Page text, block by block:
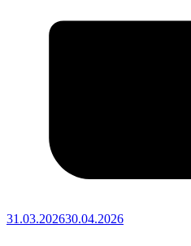
31.03.202630.04.2026